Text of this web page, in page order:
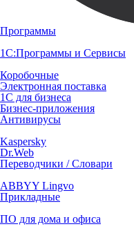
Программы
1С:Программы и Сервисы
Коробочные
Электронная поставка
1С для бизнеса
Бизнес-приложения
Антивирусы
Kaspersky
Dr.Web
Переводчики / Словари
ABBYY Lingvo
Прикладные
ПО для дома и офиса